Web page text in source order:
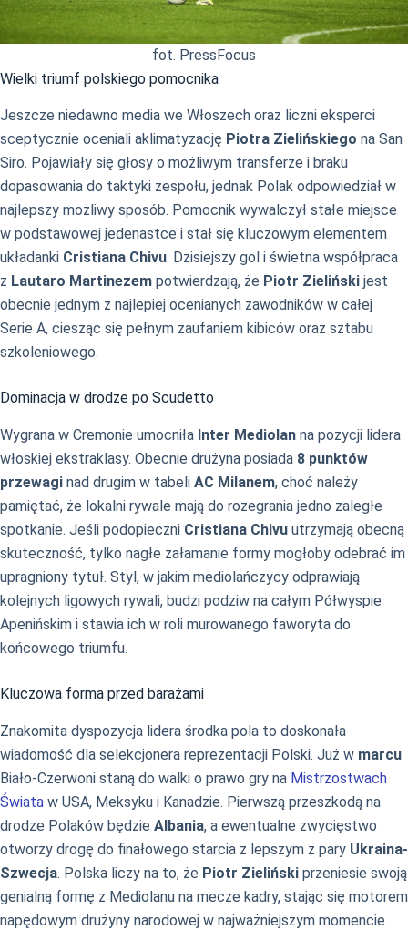
fot. PressFocus
Wielki triumf polskiego pomocnika
Jeszcze niedawno media we Włoszech oraz liczni eksperci
sceptycznie oceniali aklimatyzację Piotra Zielińskiego na San
Siro. Pojawiały się głosy o możliwym transferze i braku
dopasowania do taktyki zespołu, jednak Polak odpowiedział w
najlepszy możliwy sposób. Pomocnik wywalczył stałe miejsce
w podstawowej jedenastce i stał się kluczowym elementem
układanki Cristiana Chivu. Dzisiejszy gol i świetna współpraca
z Lautaro Martinezem potwierdzają, że Piotr Zieliński jest
obecnie jednym z najlepiej ocenianych zawodników w całej
Serie A, ciesząc się pełnym zaufaniem kibiców oraz sztabu
szkoleniowego.
Dominacja w drodze po Scudetto
Wygrana w Cremonie umocniła Inter Mediolan na pozycji lidera
włoskiej ekstraklasy. Obecnie drużyna posiada 8 punktów
przewagi nad drugim w tabeli AC Milanem, choć należy
pamiętać, że lokalni rywale mają do rozegrania jedno zaległe
spotkanie. Jeśli podopieczni Cristiana Chivu utrzymają obecną
skuteczność, tylko nagłe załamanie formy mogłoby odebrać im
upragniony tytuł. Styl, w jakim mediolańczycy odprawiają
kolejnych ligowych rywali, budzi podziw na całym Półwyspie
Apenińskim i stawia ich w roli murowanego faworyta do
końcowego triumfu.
Kluczowa forma przed barażami
Znakomita dyspozycja lidera środka pola to doskonała
wiadomość dla selekcjonera reprezentacji Polski. Już w marcu
Biało-Czerwoni staną do walki o prawo gry na Mistrzostwach
Świata w USA, Meksyku i Kanadzie. Pierwszą przeszkodą na
drodze Polaków będzie Albania, a ewentualne zwycięstwo
otworzy drogę do finałowego starcia z lepszym z pary Ukraina-
Szwecja. Polska liczy na to, że Piotr Zieliński przeniesie swoją
genialną formę z Mediolanu na mecze kadry, stając się motorem
napędowym drużyny narodowej w najważniejszym momencie